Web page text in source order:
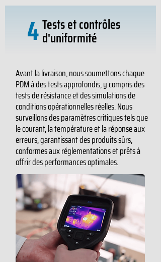
4Tests et contrôles
d'uniformité
Avant la livraison, nous soumettons chaque
PDM à des tests approfondis, y compris des
tests de résistance et des simulations de
conditions opérationnelles réelles. Nous
surveillons des paramètres critiques tels que
le courant, la température et la réponse aux
erreurs, garantissant des produits sûrs,
conformes aux réglementations et prêts à
offrir des performances optimales.